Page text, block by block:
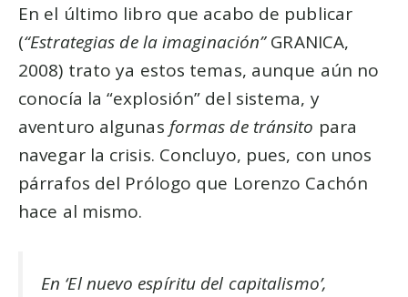
En el último libro que acabo de publicar
(“Estrategias de la imaginación”GRANICA,
2008) trato ya estos temas, aunque aún no
conocía la “explosión” del sistema, y
aventuro algunas formas de tránsito para
navegar la crisis. Concluyo, pues, con unos
párrafos del Prólogo que Lorenzo Cachón
hace al mismo.
En ‘El nuevo espíritu del capitalismo’,